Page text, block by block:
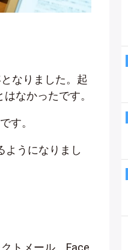
なりました。起
なかったです。
す。
ようになりまし
トメール、Face